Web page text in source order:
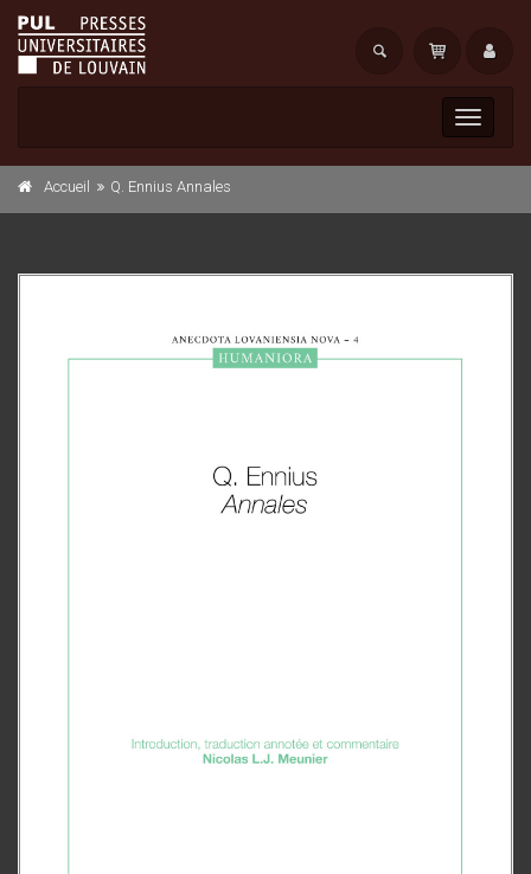
Toggle
Accueil Q. Ennius Annales